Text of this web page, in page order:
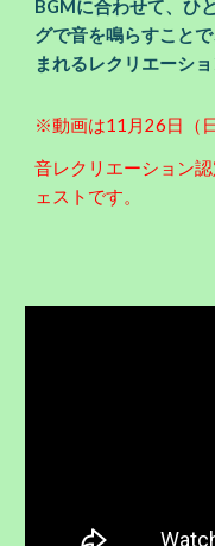
BGMに合わせて、ひ
グで音を鳴らすこと
まれるレクリエーショ
※動画は11月26日（日
音レクリエーション
ェストです。